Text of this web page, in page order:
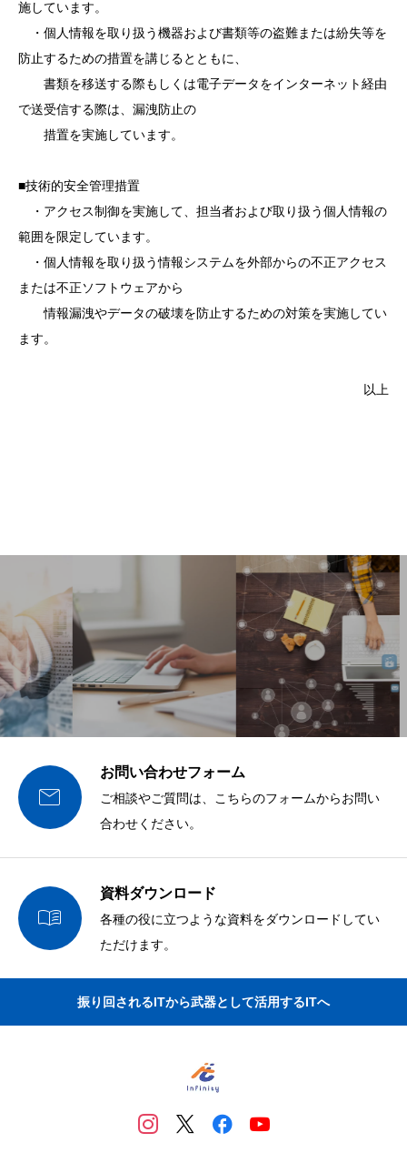
施しています。
・個人情報を取り扱う機器および書類等の盗難または紛失等を
防止するための措置を講じるとともに、
書類を移送する際もしくは電子データをインターネット経由
で送受信する際は、漏洩防止の
措置を実施しています。
■技術的安全管理措置
・アクセス制御を実施して、担当者および取り扱う個人情報の
範囲を限定しています。
・個人情報を取り扱う情報システムを外部からの不正アクセス
または不正ソフトウェアから
情報漏洩やデータの破壊を防止するための対策を実施してい
ます。
以上

お問い合わせフォーム
ご相談やご質問は、こちらのフォームからお問い
合わせください。

資料ダウンロード
各種の役に立つような資料をダウンロードしてい
ただけます。
振り回されるITから武器として活用するITへ